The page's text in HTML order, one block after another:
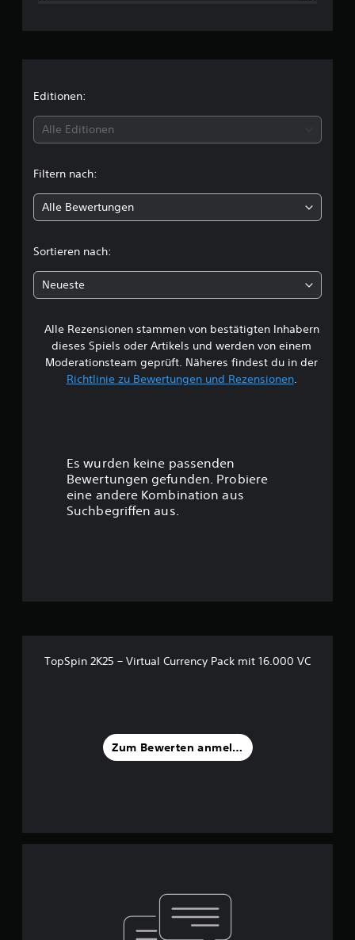
n
g
n
Editionen:
Alle Editionen
Filtern nach:
Alle Bewertungen
Sortieren nach:
Neueste
Alle Rezensionen stammen von bestätigten Inhabern
dieses Spiels oder Artikels und werden von einem
Moderationsteam geprüft. Näheres findest du in der
Richtlinie zu Bewertungen und Rezensionen.
Es wurden keine passenden
Bewertungen gefunden. Probiere
eine andere Kombination aus
Suchbegriffen aus.
TopSpin 2K25 – Virtual Currency Pack mit 16.000 VC
Zum Bewerten anmelden